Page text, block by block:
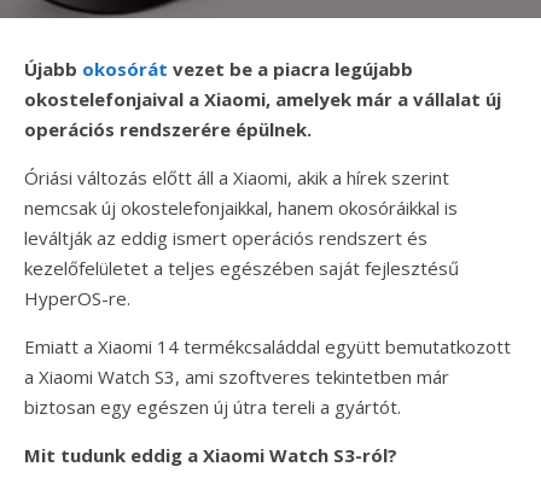
Újabb okosórát vezet be a piacra legújabb
okostelefonjaival a Xiaomi, amelyek már a vállalat új
operációs rendszerére épülnek.
Óriási változás előtt áll a Xiaomi, akik a hírek szerint
nemcsak új okostelefonjaikkal, hanem okosóráikkal is
leváltják az eddig ismert operációs rendszert és
kezelőfelületet a teljes egészében saját fejlesztésű
HyperOS-re.
Emiatt a Xiaomi 14 termékcsaláddal együtt bemutatkozott
a Xiaomi Watch S3, ami szoftveres tekintetben már
biztosan egy egészen új útra tereli a gyártót.
Mit tudunk eddig a Xiaomi Watch S3-ról?